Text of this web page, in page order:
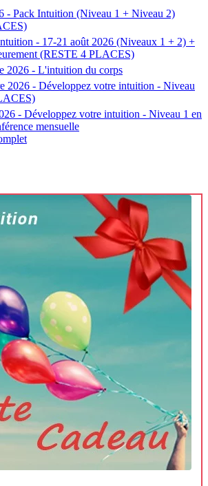
- Pack Intuition (Niveau 1 + Niveau 2)
- 17-21 août 2026 (Niveaux 1 + 2) +
(RESTE 4 PLACES)
2026 - L'intuition du corps
2026 - Développez votre intuition - Niveau
- Développez votre intuition - Niveau 1 en
mensuelle